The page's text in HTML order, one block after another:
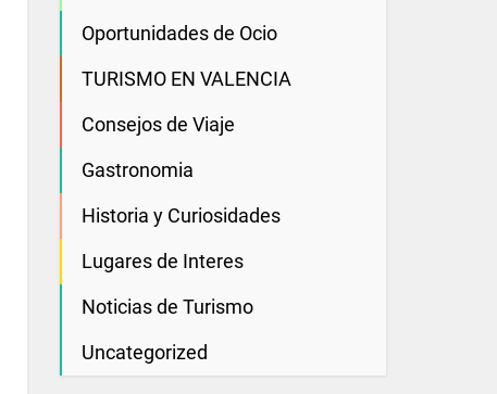
Oportunidades de Ocio
TURISMO EN VALENCIA
Consejos de Viaje
Gastronomia
Historia y Curiosidades
Lugares de Interes
Noticias de Turismo
Uncategorized